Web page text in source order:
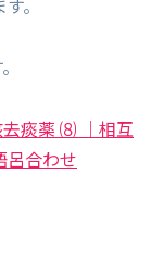
。
去痰薬 ⑻ ｜相互
呂合わせ